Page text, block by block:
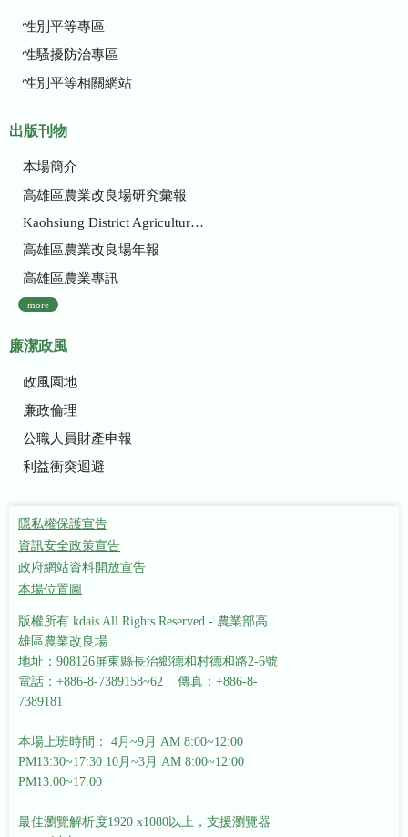
性別平等專區
性騷擾防治專區
性別平等相關網站
出版刊物
本場簡介
高雄區農業改良場研究彙報
Kaohsiung District Agricultural Research and Extension Station
高雄區農業改良場年報
高雄區農業專訊
more
廉潔政風
政風園地
廉政倫理
公職人員財產申報
利益衝突迴避
隱私權保護宣告
資訊安全政策宣告
政府網站資料開放宣告
本場位置圖
版權所有 kdais All Rights Reserved - 農業部高
雄區農業改良場
地址：908126屏東縣長治鄉德和村德和路2-6號
電話：+886-8-7389158~62 傳真：+886-8-
7389181
本場上班時間： 4月~9月 AM 8:00~12:00
PM13:30~17:30 10月~3月 AM 8:00~12:00
PM13:00~17:00
最佳瀏覽解析度1920 x1080以上，支援瀏覽器